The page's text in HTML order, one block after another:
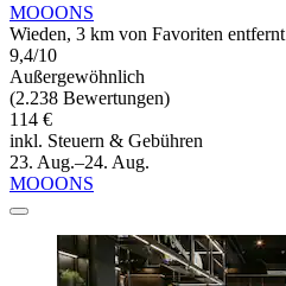
MOOONS
Wieden, 3 km von Favoriten entfernt
9,4/10
Außergewöhnlich
(2.238 Bewertungen)
114 €
inkl. Steuern & Gebühren
23. Aug.–24. Aug.
MOOONS